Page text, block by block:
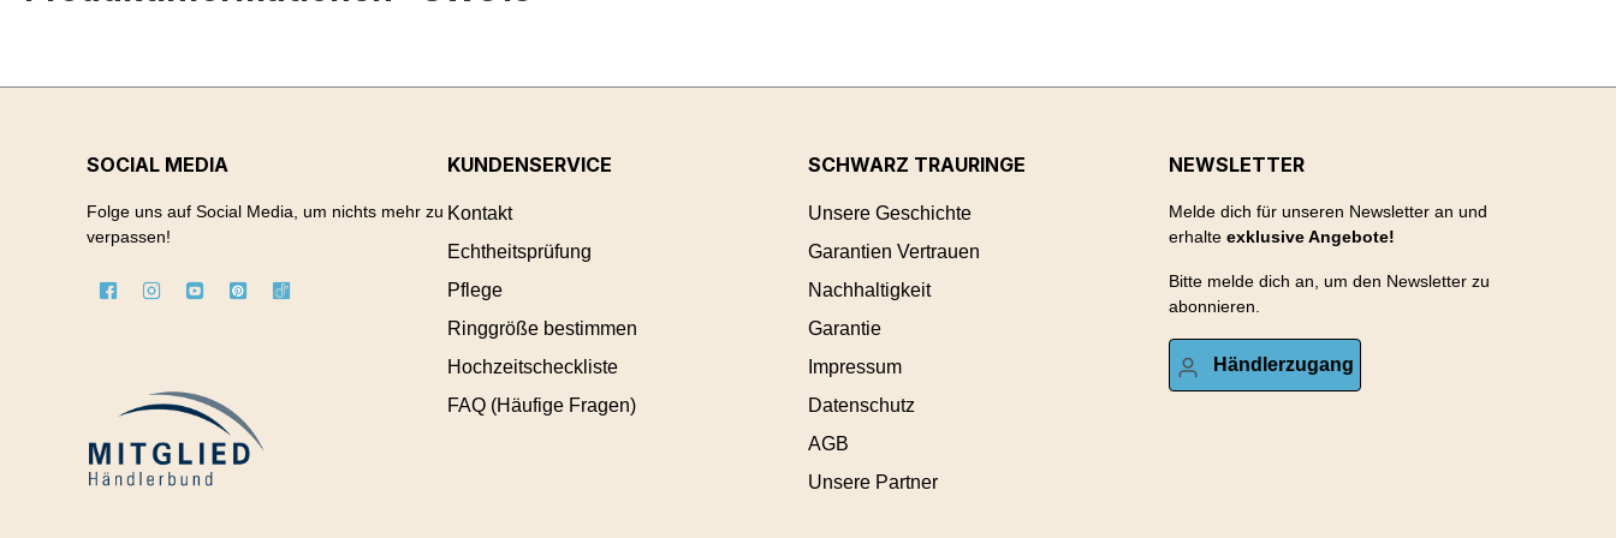
SOCIAL MEDIA
Folge uns auf Social Media, um nichts mehr zu
verpassen!
KUNDENSERVICE
Kontakt
Echtheitsprüfung
Pflege
Ringgröße bestimmen
Hochzeitscheckliste
FAQ (Häufige Fragen)
SCHWARZ TRAURINGE
Unsere Geschichte
Garantien Vertrauen
Nachhaltigkeit
Garantie
Impressum
Datenschutz
AGB
Unsere Partner
NEWSLETTER
Melde dich für unseren Newsletter an und
erhalte exklusive Angebote!
Bitte melde dich an, um den Newsletter zu
abonnieren.
Händlerzugang